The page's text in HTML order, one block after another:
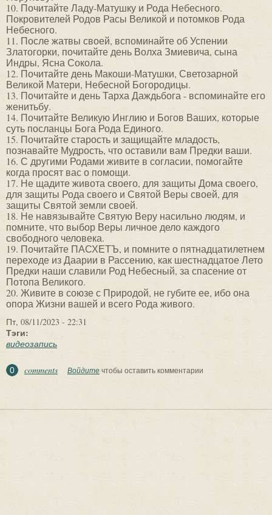
10. Почитайте Ладу-Матушку и Рода Небесного.
Покровителей Родов Расы Великой и потомков Рода
Небесного.
11. После жатвы своей, вспоминайте об Успении
Златогорки, почитайте день Волха Змиевича, сына
Индры, Ясна Сокола.
12. Почитайте день Макоши-Матушки, Светозарной
Великой Матери, Небесной Богородицы.
13. Почитайте и день Тарха Даждьбога - вспоминайте его
женитьбу.
14. Почитайте Великую Инглию и Богов Ваших, которые
суть посланцы Бога Рода Единого.
15. Почитайте старость и защищайте младость,
познавайте Мудрость, что оставили вам Предки ваши.
16. С другими Родами живите в согласии, помогайте
когда просят вас о помощи.
17. Не щадите живота своего, для защиты Дома своего,
для защиты Рода своего и Святой Веры своей, для
защиты Святой земли своей.
18. Не навязывайте Святую Веру насильно людям, и
помните, что выбор Веры личное дело каждого
свободного человека.
19. Почитайте ПАСХЕТЪ, и помните о пятнадцатилетнем
переходе из Даарии в Рассению, как шестнадцатое Лето
Предки наши славили Род Небесный, за спасение от
Потопа Великого.
20. Живите в союзе с Природой, не губите ее, ибо она
опора Жизни вашей и всего Рода живого.
Пт, 08/11/2023 - 22:31
Тэги:
видеозапись
0 comments Войдитечтобы оставить комментарии